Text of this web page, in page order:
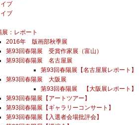
ブ
ブ
：レポート
2016年 版画部秋季展
第93回春陽展 受賞作家展（富山）
第93回春陽展 名古屋展
第93回春陽展【名古屋展レポート】
第93回春陽展 大阪展
第93回春陽展 【大阪展レポート】
第93回春陽展【アートツアー】
第93回春陽展【ギャラリーコンサート】
第93回春陽展【入選者会場批評会】